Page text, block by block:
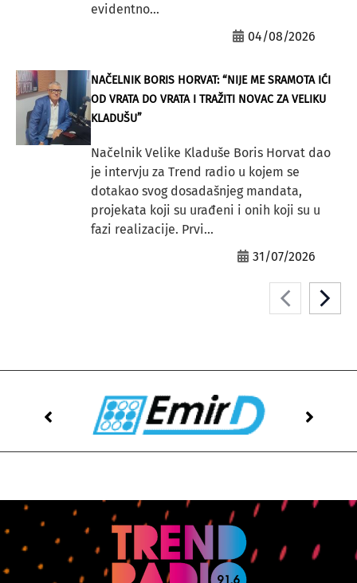
evidentno...
04/08/2026
NAČELNIK BORIS HORVAT: “NIJE ME SRAMOTA IĆI
OD VRATA DO VRATA I TRAŽITI NOVAC ZA VELIKU
KLADUŠU”
Načelnik Velike Kladuše Boris Horvat dao
je intervju za Trend radio u kojem se
dotakao svog dosadašnjeg mandata,
projekata koji su urađeni i onih koji su u
fazi realizacije. Prvi...
31/07/2026